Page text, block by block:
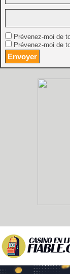
Prévenez-moi de
Prévenez-moi de